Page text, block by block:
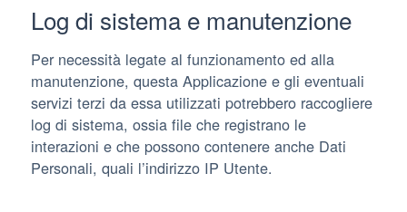
Log di sistema e manutenzione
Per necessità legate al funzionamento ed alla
manutenzione, questa Applicazione e gli eventuali
servizi terzi da essa utilizzati potrebbero raccogliere
log di sistema, ossia file che registrano le
interazioni e che possono contenere anche Dati
Personali, quali l’indirizzo IP Utente.